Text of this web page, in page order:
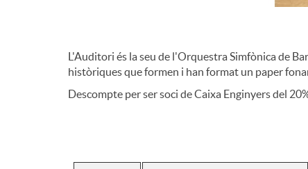
a
c
L'Auditori és la seu de l'Orquestra Simfònica de
històriques que formen i han format un paper
Descompte per ser soci de Caixa Enginyers del